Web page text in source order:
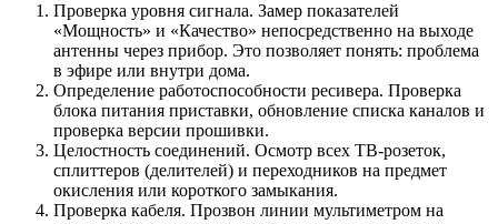
Проверка уровня сигнала. Замер показателей
«Мощность» и «Качество» непосредственно на выходе
антенны через прибор. Это позволяет понять: проблема
в эфире или внутри дома.
Определение работоспособности ресивера. Проверка
блока питания приставки, обновление списка каналов и
проверка версии прошивки.
Целостность соединений. Осмотр всех ТВ-розеток,
сплиттеров (делителей) и переходников на предмет
окисления или короткого замыкания.
Проверка кабеля. Прозвон линии мультиметром на